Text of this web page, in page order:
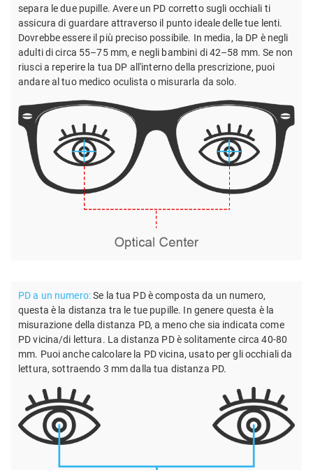
separa le due pupille. Avere un PD corretto sugli occhiali ti
assicura di guardare attraverso il punto ideale delle tue lenti.
Dovrebbe essere il più preciso possibile. In media, la DP è negli
adulti di circa 55–75 mm, e negli bambini di 42–58 mm. Se non
riusci a reperire la tua DP all'interno della prescrizione, puoi
andare al tuo medico oculista o misurarla da solo.
PD a un numero:Se la tua PD è composta da un numero,
questa è la distanza tra le tue pupille. In genere questa è la
misurazione della distanza PD, a meno che sia indicata come
PD vicina/di lettura. La distanza PD è solitamente circa 40-80
mm. Puoi anche calcolare la PD vicina, usato per gli occhiali da
lettura, sottraendo 3 mm dalla tua distanza PD.